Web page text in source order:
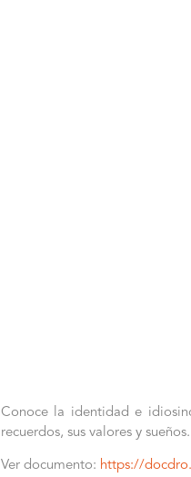
Conoce la identidad e
recuerdos, sus valores y sueños.
Ver documento: https://